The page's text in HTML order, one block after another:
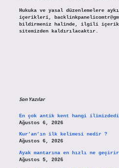
Hukuka ve yasal düzenlemelere
içerikleri,
bildirmeniz halinde, ilgili
sitemizden kaldırılacaktır.
Son Yazılar
En çok antik kent hangi
Ağustos 6, 2026
Kur’an’ın ilk kelimesi nedir ?
Ağustos 6, 2026
Ayak mantarına en hızlı ne
Ağustos 5, 2026